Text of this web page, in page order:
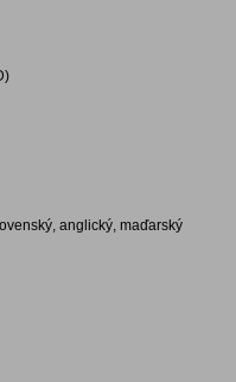
anglický, maďarský